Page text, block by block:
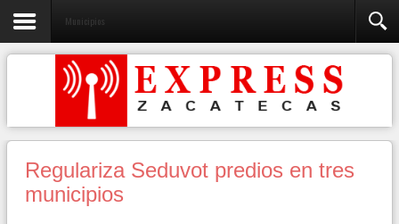
Municipios
Regulariza Seduvot predios en tres
municipios